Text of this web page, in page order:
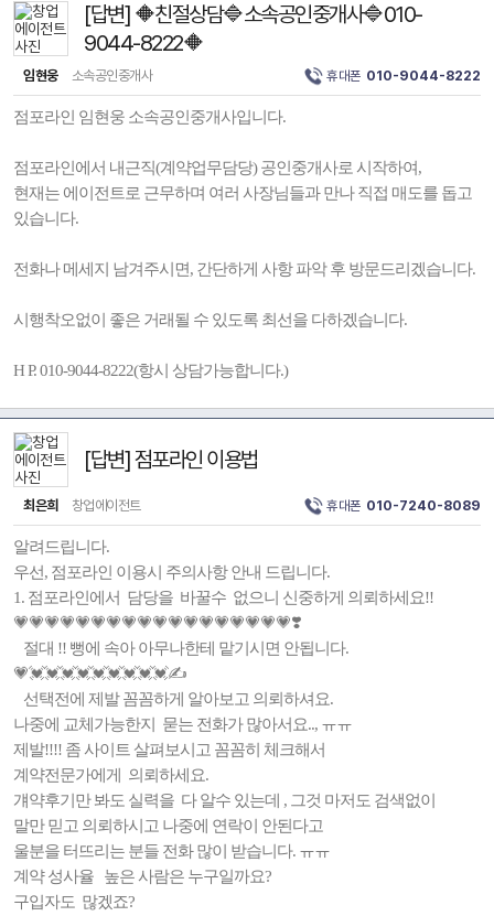
[답변] 🔶친절상담🔷소속공인중개사🔷010-
9044-8222🔶
임현웅 소속공인중개사 휴대폰 010-9044-8222
점포라인 임현웅 소속공인중개사입니다.
점포라인에서 내근직(계약업무담당) 공인중개사로 시작하여,
현재는 에이전트로 근무하며 여러 사장님들과 만나 직접 매도를 돕고
있습니다.
전화나 메세지 남겨주시면, 간단하게 사항 파악 후 방문드리겠습니다.
시행착오없이 좋은 거래될 수 있도록 최선을 다하겠습니다.
H P. 010-9044-8222(항시 상담가능합니다.)
[답변] 점포라인 이용법
최은희 창업에이전트 휴대폰 010-7240-8089
알려드립니다.
우선, 점포라인 이용시 주의사항 안내 드립니다.
1. 점포라인에서 담당을 바꿀수 없으니 신중하게 의뢰하세요!!
💗💗💗💗💗💗💗💗💗💗💗💗💗💗💗💗💗💗❣️
절대 !! 뻥에 속아 아무나한테 맡기시면 안됩니다.
💗💓💓💓💓💓💓💓💓💓✍️
선택전에 제발 꼼꼼하게 알아보고 의뢰하셔요.
나중에 교체가능한지 묻는 전화가 많아서요.., ㅠㅠ
제발!!!! 좀 사이트 살펴보시고 꼼꼼히 체크해서
계약전문가에게 의뢰하세요.
걔약후기만 봐도 실력을 다 알수 있는데 , 그것 마저도 검색없이
말만 믿고 의뢰하시고 나중에 연락이 안된다고
울분을 터뜨리는 분들 전화 많이 받습니다. ㅠㅠ
계약 성사율 높은 사람은 누구일까요?
구입자도 많겠죠?